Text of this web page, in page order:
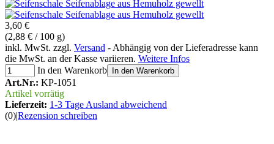
3,60 €
(2,88 € / 100 g)
inkl. MwSt. zzgl. Versand - Abhängig von der Lieferadresse kann
die MwSt. an der Kasse variieren. Weitere Infos
In den Warenkorb
In den Warenkorb
Art.Nr.: KP-1051
Artikel vorrätig
Lieferzeit: 1-3 Tage Ausland abweichend
(0)|Rezension schreiben